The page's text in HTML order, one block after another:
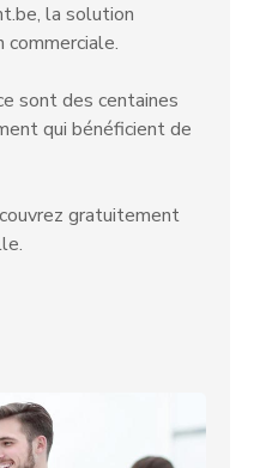
la solution
sont des centaines
qui bénéficient de
gratuitement